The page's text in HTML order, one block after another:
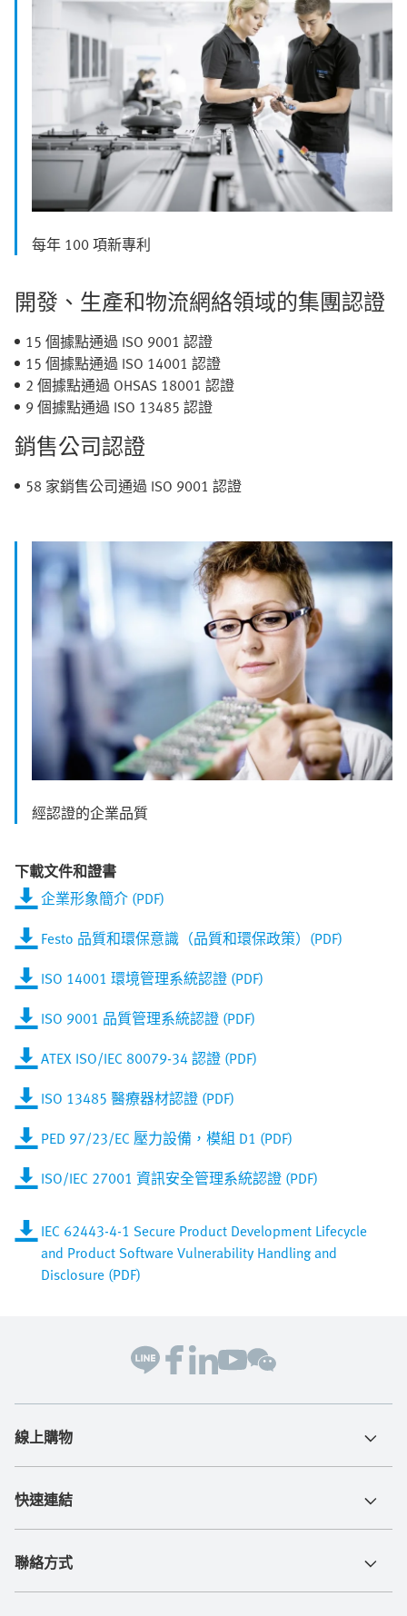
每年 100 項新專利
開發、生產和物流網絡領域的集團認證
15 個據點通過 ISO 9001 認證
15 個據點通過 ISO 14001 認證
2 個據點通過 OHSAS 18001 認證
9 個據點通過 ISO 13485 認證
銷售公司認證
58 家銷售公司通過 ISO 9001 認證
經認證的企業品質
下載文件和證書
企業形象簡介 (PDF)
Festo 品質和環保意識（品質和環保政策）(PDF)
ISO 14001 環境管理系統認證 (PDF)
ISO 9001 品質管理系統認證 (PDF)
ATEX ISO/IEC 80079-34 認證 (PDF)
ISO 13485 醫療器材認證 (PDF)
PED 97/23/EC 壓力設備，模組 D1 (PDF)
ISO/IEC 27001 資訊安全管理系統認證 (PDF)
IEC 62443-4-1 Secure Product Development Lifecycle
and Product Software Vulnerability Handling and
Disclosure (PDF)
線上購物
快速連結
聯絡方式